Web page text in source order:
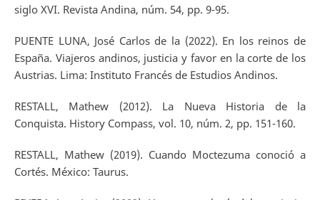
siglo XVI. Revista Andina, núm. 54, pp. 9-95.
PUENTE LUNA, José Carlos de la (2022). En los reinos de
España. Viajeros andinos, justicia y favor en la corte de los
Austrias. Lima: Instituto Francés de Estudios Andinos.
RESTALL, Mathew (2012). La Nueva Historia de la
Conquista. History Compass, vol. 10, núm. 2, pp. 151-160.
RESTALL, Mathew (2019). Cuando Moctezuma conoció a
Cortés. México: Taurus.